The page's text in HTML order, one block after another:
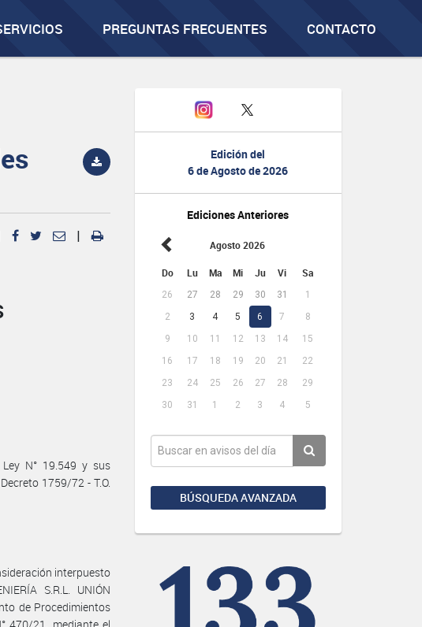
PREGUNTAS FRECUENTES CONTACTO
Edición del
6 de Agosto de 2026
Ediciones Anteriores
Agosto 2026
Do Lu Ma Mi Ju Vi Sa
26 27 28 29 30 31
1
2
3 4 5 6 7
8
9
10 11 12 13 14
15
16
17 18 19 20 21
22
23
24 25 26 27 28
29
30
31 1 2 3 4 5
BÚSQUEDA AVANZADA
|
Ley N° 19.549 y sus
1759/72 - T.O.
interpuesto
S.R.L. UNIÓN
de Procedimientos